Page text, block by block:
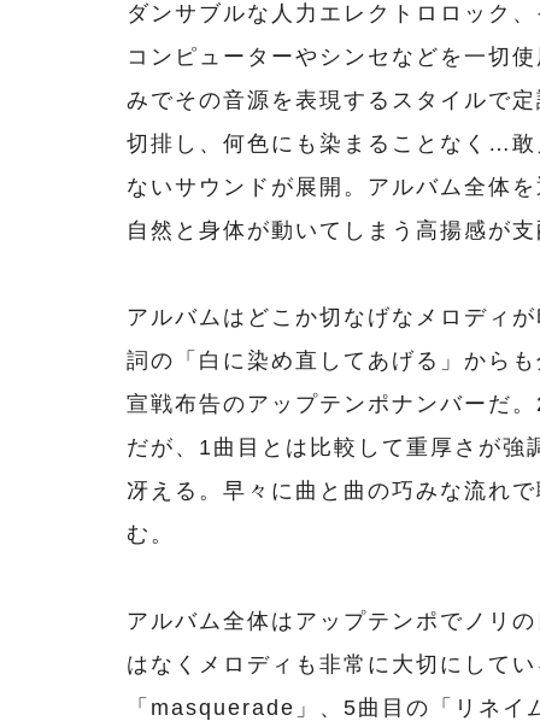
ダンサブルな人力エレクトロロック
コンピューターやシンセなどを一切
みでその音源を表現するスタイルで
切排し、何色にも染まることなく…
ないサウンドが展開。アルバム全体
自然と身体が動いてしまう高揚感が
アルバムはどこか切なげなメロディ
詞の「白に染め直してあげる」から
宣戦布告のアップテンポナンバーだ
だが、1曲目とは比較して重厚さが強
冴える。早々に曲と曲の巧みな流れ
む。
アルバム全体はアップテンポでノリ
はなくメロディも非常に大切にして
「masquerade」、5曲目の「リネ